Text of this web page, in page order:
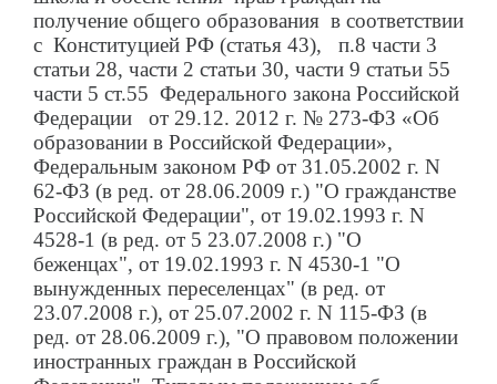
получение общего образования в соответствии
с Конституцией РФ (статья 43), п.8 части 3
статьи 28, части 2 статьи 30, части 9 статьи 55
части 5 ст.55 Федерального закона Российской
Федерации от 29.12. 2012 г. № 273-ФЗ «Об
образовании в Российской Федерации»,
Федеральным законом РФ от 31.05.2002 г. N
62-ФЗ (в ред. от 28.06.2009 г.) "О гражданстве
Российской Федерации", от 19.02.1993 г. N
4528-1 (в ред. от 5 23.07.2008 г.) "О
беженцах", от 19.02.1993 г. N 4530-1 "О
вынужденных переселенцах" (в ред. от
23.07.2008 г.), от 25.07.2002 г. N 115-ФЗ (в
ред. от 28.06.2009 г.), "О правовом положении
иностранных граждан в Российской